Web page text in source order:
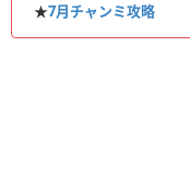
★7月チャンミ攻略